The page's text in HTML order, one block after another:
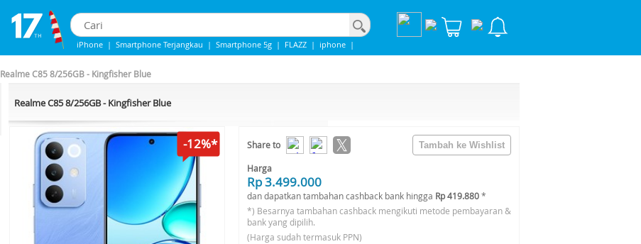
iPhone | Smartphone Terjangkau | Smartphone 5g | FLAZZ | iphone |
Realme C85 8/256GB - Kingfisher Blue
Realme C85 8/256GB - Kingfisher Blue
-12%* Share to
Harga
Rp 3.499.000
dan dapatkan tambahan cashback bank hingga Rp 419.880*
*) Besarnya tambahan cashback mengikuti metode pembayaran &
bank yang dipilih.
(Harga sudah termasuk PPN)